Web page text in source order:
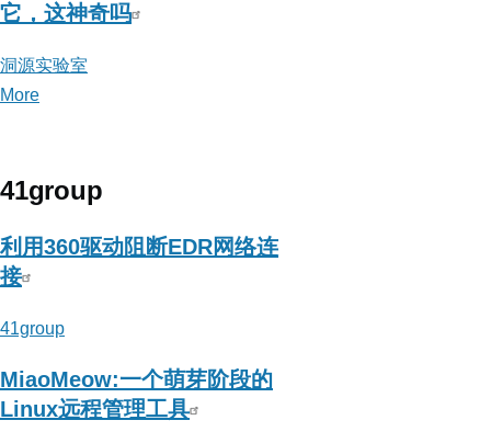
它，这神奇吗
洞源实验室
More
源
验
41group
利用360驱动阻断EDR网络连
接
41group
MiaoMeow:一个萌芽阶段的
Linux远程管理工具